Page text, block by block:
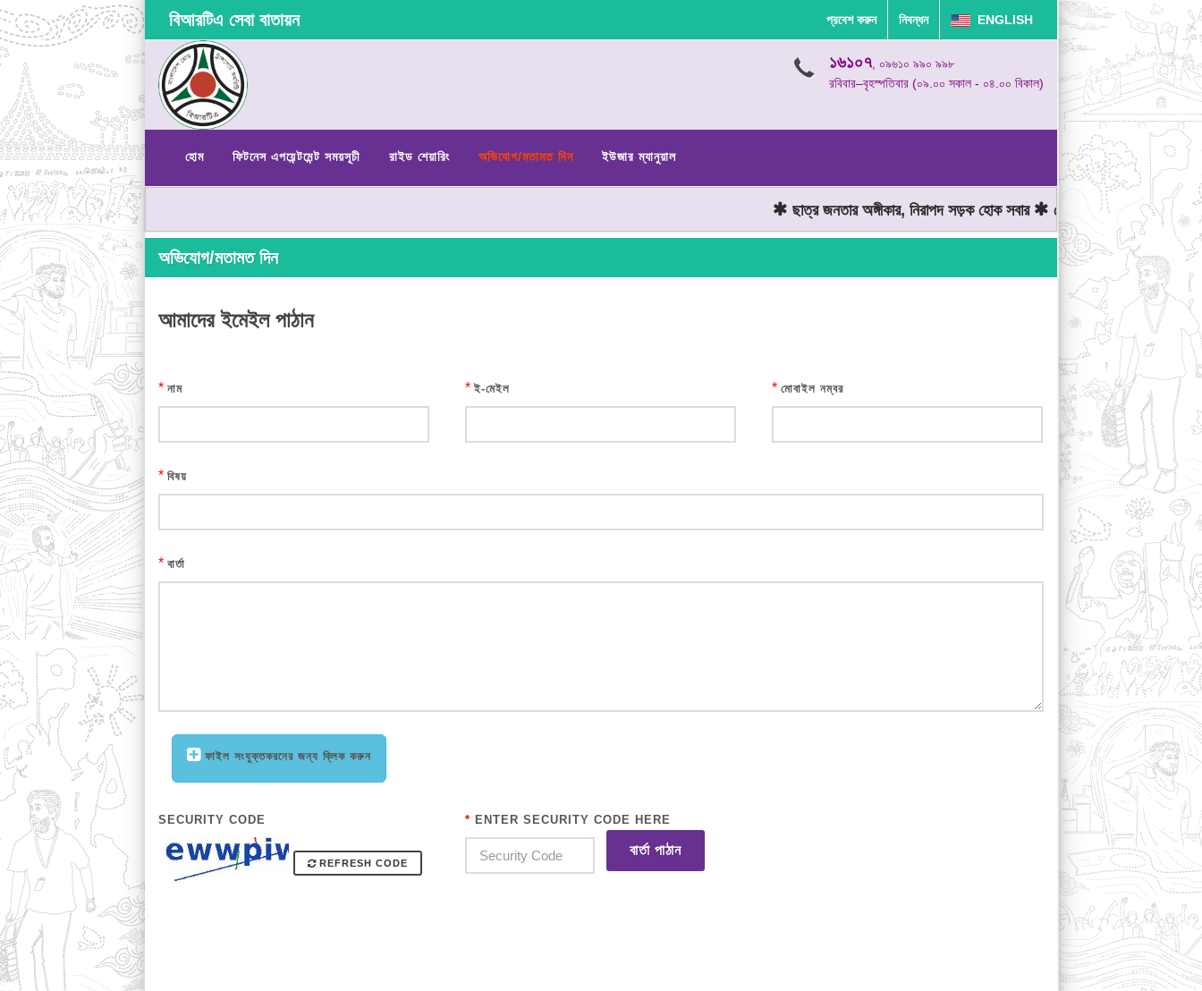
বিআরটিএ সেবা বাতায়ন প্রবেশ করুন নিবন্ধন ENGLISH
১৬১০৭, ০৯৬১০ ৯৯০ ৯৯৮
রবিবার–বৃহস্পতিবার (০৯.০০ সকাল - ০৪.০০ বিকাল)
হোম ফিটনেস এপয়েন্টমেন্ট সময়সূচী রাইড শেয়ারিং অভিযোগ/মতামত দিন ইউজার ম্যানুয়াল
ছাত্র জনতার অঙ্গীকার, নিরাপদ সড়ক হোক সবার মোটরযান চালানোর সময় গতিসীমা
অভিযোগ/মতামত দিন
আমাদের ইমেইল পাঠান
* নাম * ই-মেইল * মোবাইল নম্বর
* বিষয়
* বার্তা
ফাইল সংযুক্তকরনের জন্য ক্লিক করুন
SECURITY CODE
REFRESH CODE
* ENTER SECURITY CODE HERE
বার্তা পাঠান